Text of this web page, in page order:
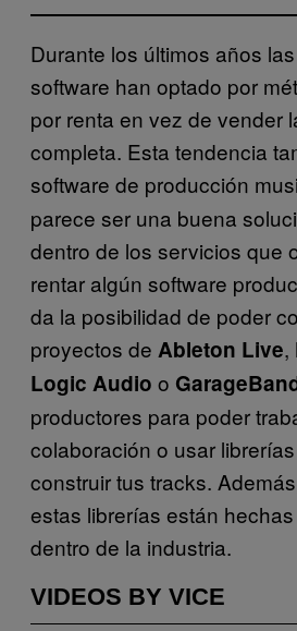
Durante los últimos años
software han optado por
por renta en vez de vender
completa. Esta tendencia
software de producción
parece ser una buena
dentro de los servicios que
rentar algún software
da la posibilidad de poder
proyectos de Ableton Live,
Logic Audio o
productores para poder
colaboración o usar
construir tus tracks.
estas librerías están
dentro de la industria.
VIDEOS BY VICE